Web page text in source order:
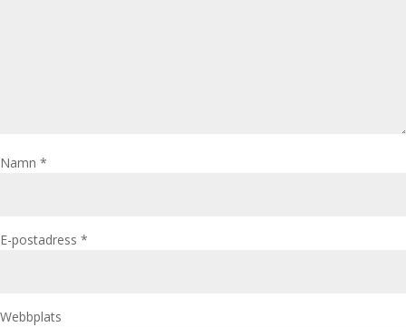
Namn *
E-postadress *
Webbplats